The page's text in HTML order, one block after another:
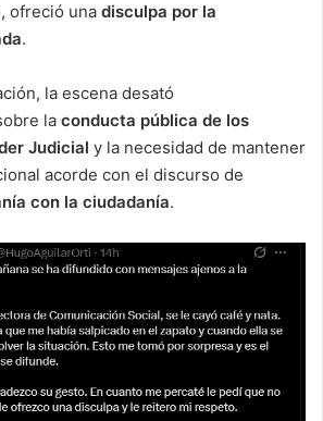
ofreció una disculpa por la
.
la escena desató
la conducta pública de los
Judicial y la necesidad de mantener
acorde con el discurso de
con la ciudadanía.